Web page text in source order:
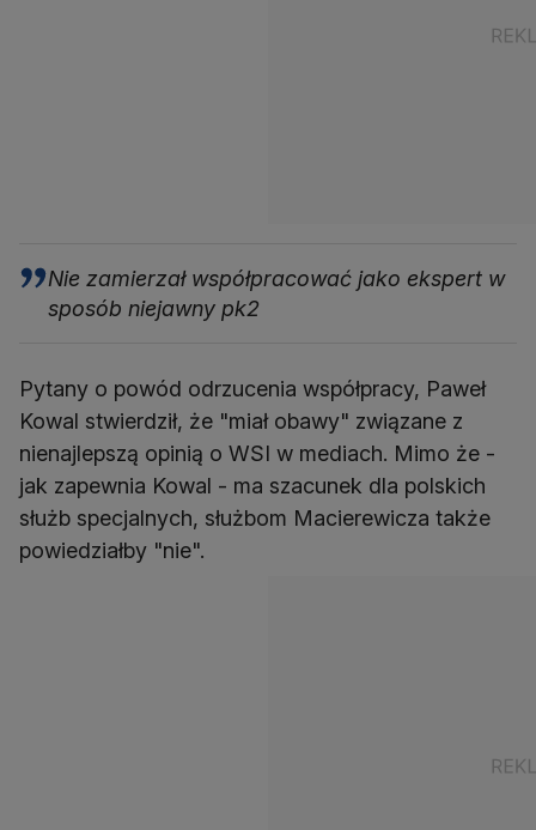
Nie zamierzał współpracować jako ekspert w
sposób niejawny pk2
Pytany o powód odrzucenia współpracy, Paweł
Kowal stwierdził, że "miał obawy" związane z
nienajlepszą opinią o WSI w mediach. Mimo że -
jak zapewnia Kowal - ma szacunek dla polskich
służb specjalnych, służbom Macierewicza także
powiedziałby "nie".